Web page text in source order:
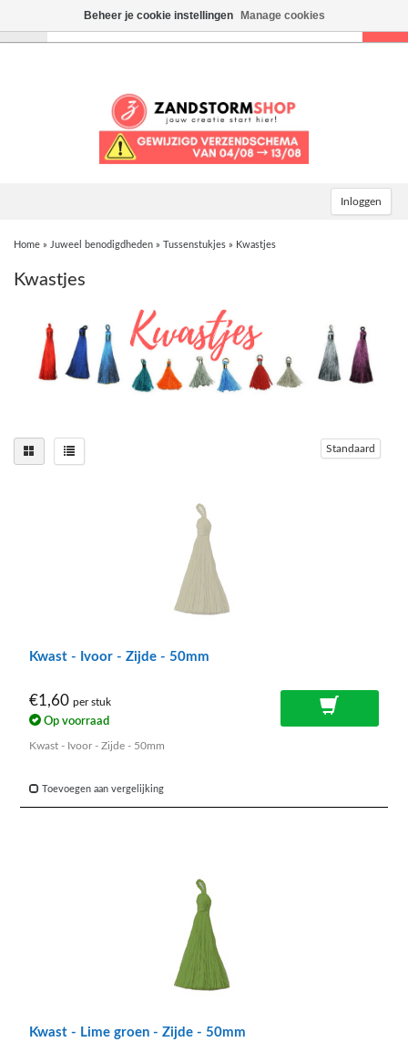
Inloggen
Home » Juweel benodigdheden » Tussenstukjes » Kwastjes
Kwastjes
Standaard
Kwast - Ivoor - Zijde - 50mm
€1,60 per stuk
Op voorraad
Kwast - Ivoor - Zijde - 50mm
Toevoegen aan vergelijking
Kwast - Lime groen - Zijde - 50mm
Beheer je cookie instellingen Manage cookies